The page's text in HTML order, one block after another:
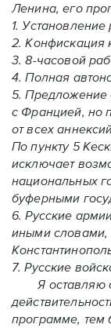
Ленина, его
1. Установление
2. Конфискация
3. 8-часовой
4. Полная
5. Предложение
с Францией, но
от всех
По пункту 5
исключает
национальных
буферными
6. Русские
иными словами,
7. Русские
Я оставляю
программе, тем